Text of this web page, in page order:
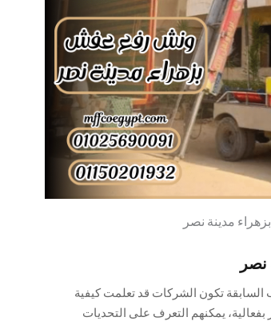
مدينة نصر
تكون الشركات قد تعلمت كيفية
يمكنهم التعرف على التحديات